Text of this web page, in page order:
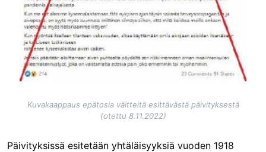
Kuvakaappaus epätosia väitteitä esittävästä päivityksestä
(otettu 8.11.2022)
Päivityksissä esitetään yhtäläisyyksiä vuoden 1918